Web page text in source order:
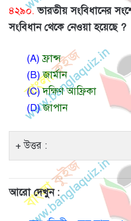
৪২৯০. ভারতীয় সংবিধানের
সংবিধান থেকে নেওয়া হয়েছে ?
(A)ফ্রান্স
(B)জার্মান
(C)দক্ষিণ আফ্রিকা
(D)জাপান
উত্তর :
আরো দেখুন :